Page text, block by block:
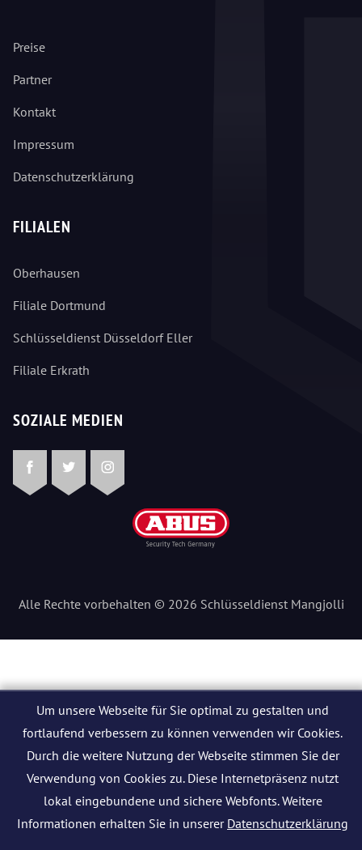
Preise
Partner
Kontakt
Impressum
Datenschutzerklärung
FILIALEN
Oberhausen
Filiale Dortmund
Schlüsseldienst Düsseldorf Eller
Filiale Erkrath
SOZIALE MEDIEN
FacebookTwitterInstagram
Alle Rechte vorbehalten © 2026 Schlüsseldienst Mangjolli
Um unsere Webseite für Sie optimal zu gestalten und
fortlaufend verbessern zu können verwenden wir Cookies.
Durch die weitere Nutzung der Webseite stimmen Sie der
Verwendung von Cookies zu. Diese Internetpräsenz nutzt
lokal eingebundene und sichere Webfonts. Weitere
Informationen erhalten Sie in unserer Datenschutzerklärung